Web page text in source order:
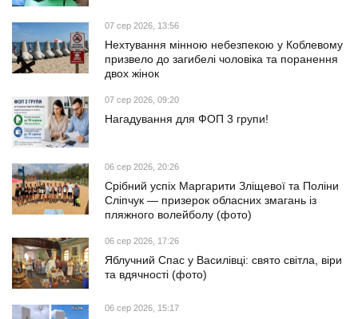
07 сер 2026, 13:56
Нехтування мінною небезпекою у Коблевому
призвело до загибелі чоловіка та поранення
двох жінок
07 сер 2026, 09:20
Нагадування для ФОП 3 групи!
06 сер 2026, 20:26
Срібний успіх Маргарити Зліщевої та Поліни
Сліпчук — призерок обласних змагань із
пляжного волейболу (фото)
06 сер 2026, 17:26
Яблучний Спас у Василівці: свято світла, віри
та вдячності (фото)
06 сер 2026, 15:17